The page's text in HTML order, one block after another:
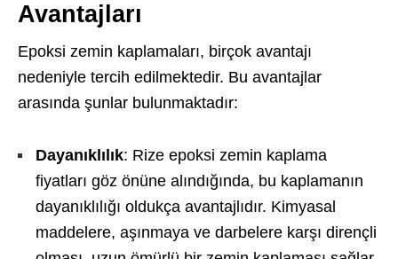
Avantajları
Epoksi zemin kaplamaları, birçok avantajı
nedeniyle tercih edilmektedir. Bu avantajlar
arasında şunlar bulunmaktadır:
Dayanıklılık: Rize epoksi zemin kaplama
fiyatları göz önüne alındığında, bu kaplamanın
dayanıklılığı oldukça avantajlıdır. Kimyasal
maddelere, aşınmaya ve darbelere karşı dirençli